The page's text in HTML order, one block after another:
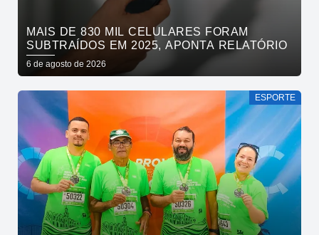
MAIS DE 830 MIL CELULARES FORAM
SUBTRAÍDOS EM 2025, APONTA RELATÓRIO
6 de agosto de 2026
ESPORTE